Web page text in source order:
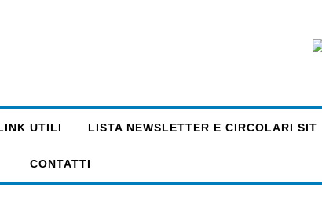
UTILI LISTA NEWSLETTER E CIRCOLARI SIT
CONTATTI